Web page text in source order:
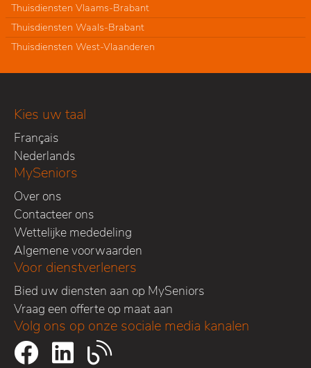
Thuisdiensten Vlaams-Brabant
Thuisdiensten Waals-Brabant
Thuisdiensten West-Vlaanderen
Kies uw taal
Français
Nederlands
MySeniors
Over ons
Contacteer ons
Wettelijke mededeling
Algemene voorwaarden
Voor dienstverleners
Bied uw diensten aan op MySeniors
Vraag een offerte op maat aan
Volg ons op onze sociale media kanalen